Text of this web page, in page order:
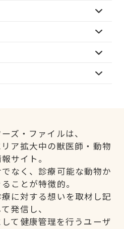
ズ・ファイルは、
ア拡大中の獣医師・動物
サイト。
なく、診療可能な動物か
ことが特徴的。
に対する想いを取材し記
発信し、
て健康管理を行うユーザ